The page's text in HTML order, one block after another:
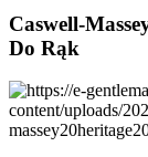
Caswell-
Do Rąk